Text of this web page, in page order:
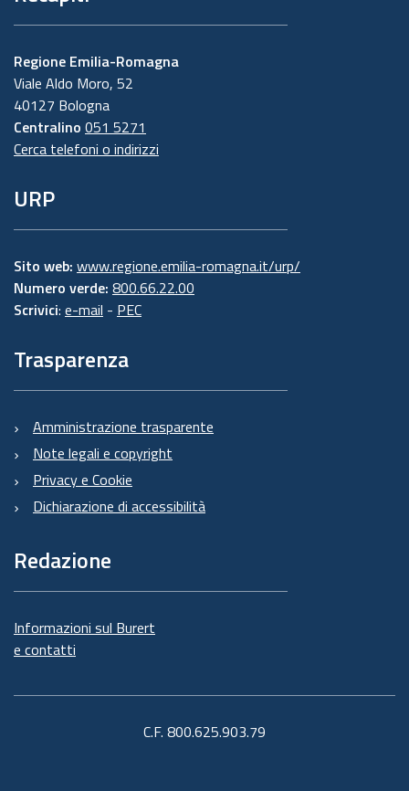
Regione Emilia-Romagna
Viale Aldo Moro, 52
40127 Bologna
Centralino 051 5271
Cerca telefoni o indirizzi
URP
Sito web: www.regione.emilia-romagna.it/urp/
Numero verde: 800.66.22.00
Scrivici: e-mail - PEC
Trasparenza
Amministrazione trasparente
Note legali e copyright
Privacy e Cookie
Dichiarazione di accessibilità
Redazione
Informazioni sul Burert
e contatti
C.F. 800.625.903.79